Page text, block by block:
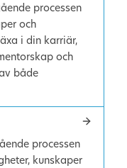
processen
och
i din karriär,
och
både
processen
kunskaper